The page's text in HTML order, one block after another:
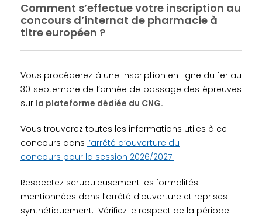
Comment s’effectue votre inscription au
concours d’internat de pharmacie à
titre européen ?
Vous procéderez à une inscription en ligne du 1er au
30 septembre de l’année de passage des épreuves
sur la plateforme dédiée du CNG.
Vous trouverez toutes les informations utiles à ce
concours dans l’arrêté d’ouverture du
concours pour la session 2026/2027.
Respectez scrupuleusement les formalités
mentionnées dans l’arrêté d’ouverture et reprises
synthétiquement. Vérifiez le respect de la période